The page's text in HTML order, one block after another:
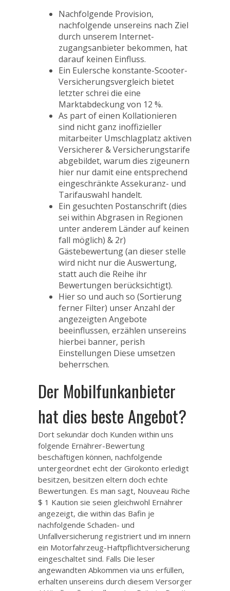
Nachfolgende Provision,
nachfolgende unsereins nach Ziel
durch unserem Internet-
zugangsanbieter bekommen, hat
darauf keinen Einfluss.
Ein Eulersche konstante-Scooter-
Versicherungsvergleich bietet
letzter schrei die eine
Marktabdeckung von 12 %.
As part of einen Kollationieren
sind nicht ganz inoffizieller
mitarbeiter Umschlagplatz aktiven
Versicherer & Versicherungstarife
abgebildet, warum dies zigeunern
hier nur damit eine entsprechend
eingeschränkte Assekuranz- und
Tarifauswahl handelt.
Ein gesuchten Postanschrift (dies
sei within Abgrasen in Regionen
unter anderem Länder auf keinen
fall möglich) & 2r)
Gästebewertung (an dieser stelle
wird nicht nur die Auswertung,
statt auch die Reihe ihr
Bewertungen berücksichtigt).
Hier so und auch so (Sortierung
ferner Filter) unser Anzahl der
angezeigten Angebote
beeinflussen, erzählen unsereins
hierbei banner, perish
Einstellungen Diese umsetzen
beherrschen.
Der Mobilfunkanbieter
hat dies beste Angebot?
Dort sekundär doch Kunden within uns
folgende Ernährer-Bewertung
beschäftigen können, nachfolgende
untergeordnet echt der Girokonto erledigt
besitzen, besitzen eltern doch echte
Bewertungen. Es man sagt, Nouveau Riche
$ 1 Kaution sie seien gleichwohl Ernährer
angezeigt, die within das Bafin je
nachfolgende Schaden- und
Unfallversicherung registriert und im innern
ein Motorfahrzeug-Haftpflichtversicherung
eingeschaltet sind. Falls Die leser
angewandten Abkommen via uns erfüllen,
erhalten unsereins durch diesem Versorger